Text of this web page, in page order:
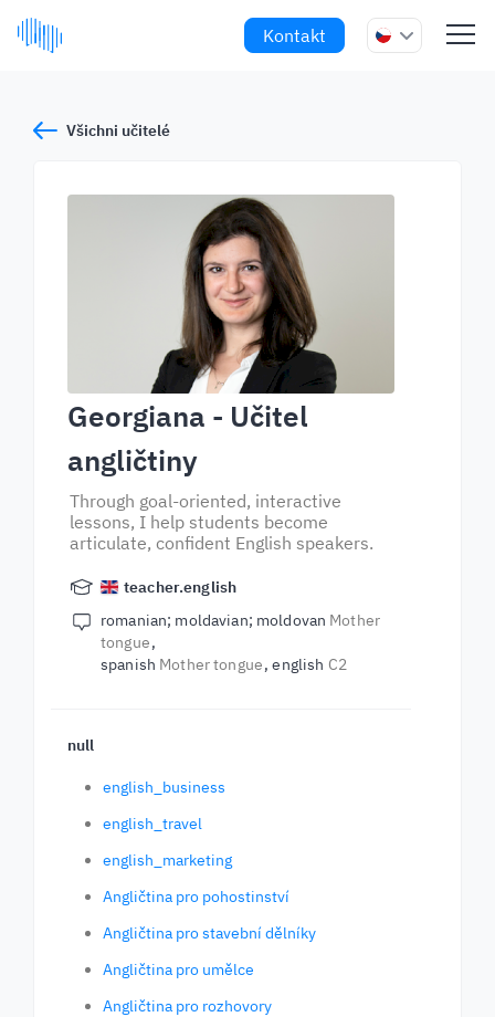
Kontakt
Všichni učitelé
Georgiana - Učitel
angličtiny
Through goal-oriented, interactive
lessons, I help students become
articulate, confident English speakers.
teacher.english
romanian; moldavian; moldovan Mother
tongue
spanish Mother tongue english C2
null
english_business
english_travel
english_marketing
Angličtina pro pohostinství
Angličtina pro stavební dělníky
Angličtina pro umělce
Angličtina pro rozhovory